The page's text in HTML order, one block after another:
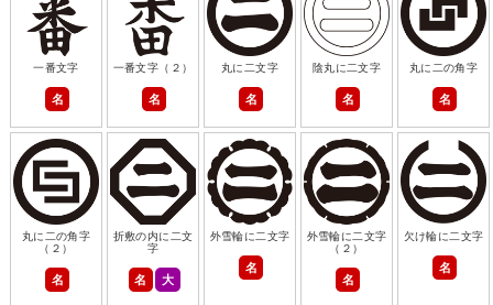
一番文字
名
一番文字（２）
名
丸に二文字
名
陰丸に二文字
名
丸に二の角字
名
丸に二の角字
（２）
名
折敷の内に二文
字
名 大
外雪輪に二文字
名
外雪輪に二文字
（２）
名
欠け輪に二文字
名